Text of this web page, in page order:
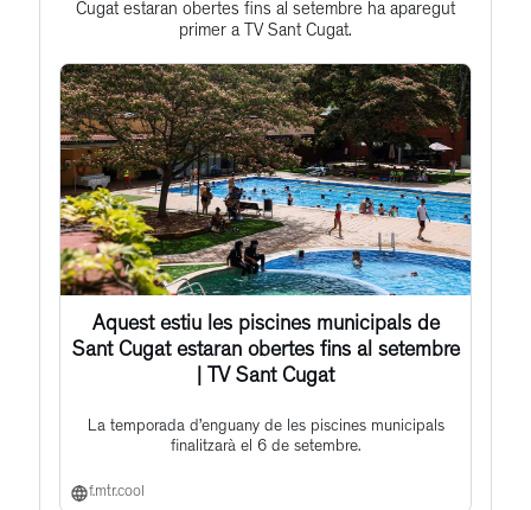
this
Cugat estaran obertes fins al setembre ha aparegut
primer a TV Sant Cugat.
Aquest estiu les piscines municipals de
Sant Cugat estaran obertes fins al setembre
| TV Sant Cugat
La temporada d’enguany de les piscines municipals
finalitzarà el 6 de setembre.
f.mtr.cool